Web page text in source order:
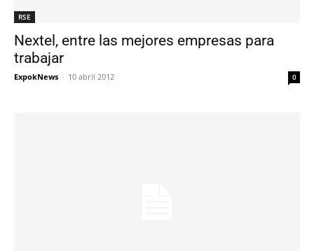
RSE
Nextel, entre las mejores empresas para
trabajar
ExpokNews - 10 abril 2012 0